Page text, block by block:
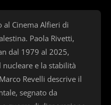
al Cinema Alfieri di
Paola Rivetti,
dal 1979 al 2025,
e la stabilità
Revelli descrive il
segnato da